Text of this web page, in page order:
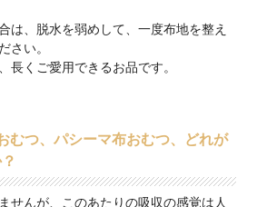
は、脱水を弱めして、一度布地を整え
さい。
長くご愛用できるお品です。
むつ、パシーマ布おむつ、どれが
せんが、このあたりの吸収の感覚は人